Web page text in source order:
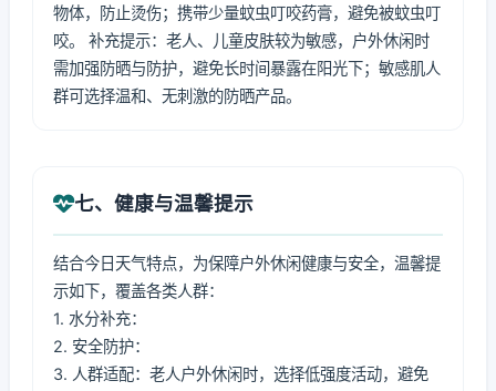
物体，防止烫伤；携带少量蚊虫叮咬药膏，避免被蚊虫叮
咬。 补充提示：老人、儿童皮肤较为敏感，户外休闲时
需加强防晒与防护，避免长时间暴露在阳光下；敏感肌人
群可选择温和、无刺激的防晒产品。
七、健康与温馨提示
结合今日天气特点，为保障户外休闲健康与安全，温馨提
示如下，覆盖各类人群：
1. 水分补充：
2. 安全防护：
3. 人群适配：老人户外休闲时，选择低强度活动，避免